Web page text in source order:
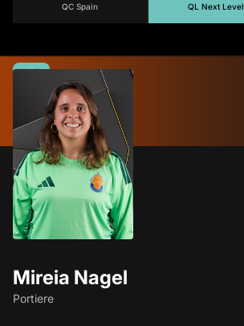
QC Spain QL Next Level
Mireia Nagel
Portiere
Media